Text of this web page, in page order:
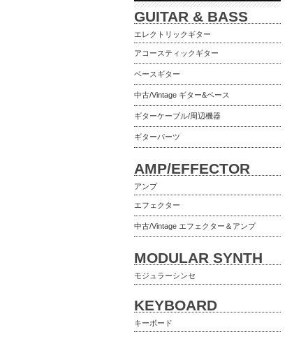
GUITAR & BASS
エレクトリックギター
アコースティックギター
ベースギター
中古/Vintage ギター&ベース
ギターケーブル/周辺機器
ギターパーツ
AMP/EFFECTOR
アンプ
エフェクター
中古/Vintage エフェクター＆アンプ
MODULAR SYNTH
モジュラーシンセ
KEYBOARD
キーボード